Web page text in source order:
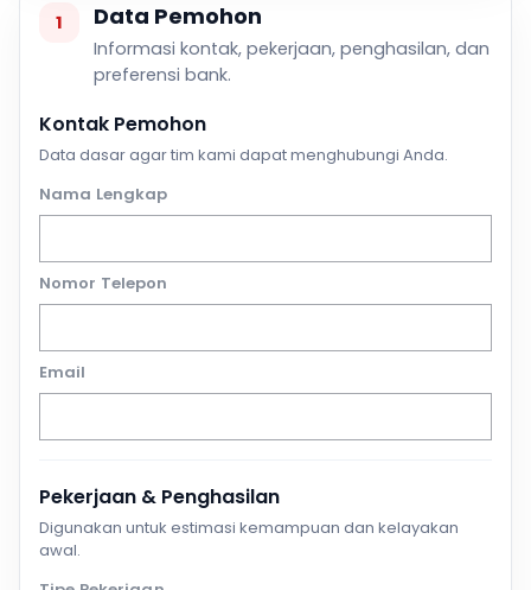
1 Data Pemohon
Informasi kontak, pekerjaan, penghasilan, dan
preferensi bank.
Kontak Pemohon
Data dasar agar tim kami dapat menghubungi Anda.
Nama Lengkap
Nomor Telepon
Email
Pekerjaan & Penghasilan
Digunakan untuk estimasi kemampuan dan kelayakan
awal.